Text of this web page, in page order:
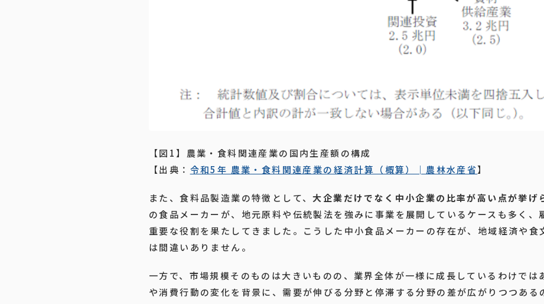
【図1】農業・食料関連産業の国内生産額の構成
【出典： 令和5年 農業・食料関連産業の経済計算（概算）│農林水産省】
また、食料品製造業の特徴として、大企業だけでなく中小企業の比率が高い点が挙げ
の食品メーカーが、地元原料や伝統製法を強みに事業を展開しているケースも多く、
重要な役割を果たしてきました。こうした中小食品メーカーの存在が、地域経済や食
は間違いありません。
一方で、市場規模そのものは大きいものの、業界全体が一様に成長しているわけでは
や消費行動の変化を背景に、需要が伸びる分野と停滞する分野の差が広がりつつある